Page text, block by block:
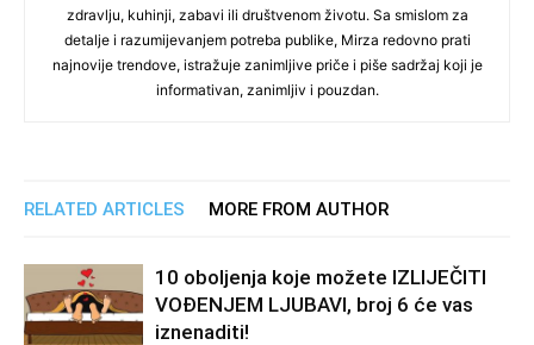
zdravlju, kuhinji, zabavi ili društvenom životu. Sa smislom za
detalje i razumijevanjem potreba publike, Mirza redovno prati
najnovije trendove, istražuje zanimljive priče i piše sadržaj koji je
informativan, zanimljiv i pouzdan.
RELATED ARTICLES MORE FROM AUTHOR
10 oboljenja koje možete IZLIJEČITI
VOĐENJEM LJUBAVI, broj 6 će vas
iznenaditi!